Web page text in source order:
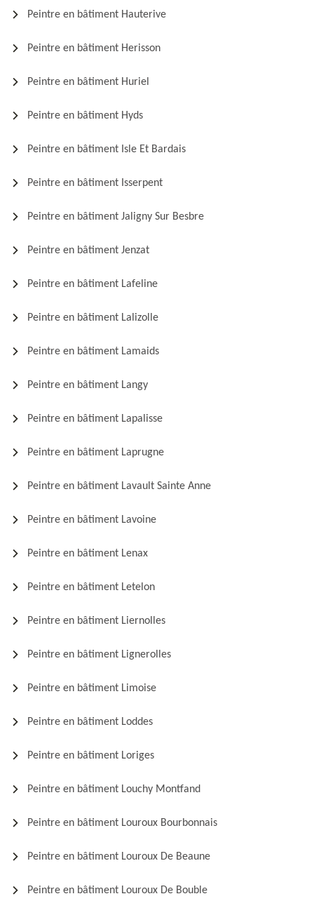
Peintre en bâtiment Hauterive
Peintre en bâtiment Herisson
Peintre en bâtiment Huriel
Peintre en bâtiment Hyds
Peintre en bâtiment Isle Et Bardais
Peintre en bâtiment Isserpent
Peintre en bâtiment Jaligny Sur Besbre
Peintre en bâtiment Jenzat
Peintre en bâtiment Lafeline
Peintre en bâtiment Lalizolle
Peintre en bâtiment Lamaids
Peintre en bâtiment Langy
Peintre en bâtiment Lapalisse
Peintre en bâtiment Laprugne
Peintre en bâtiment Lavault Sainte Anne
Peintre en bâtiment Lavoine
Peintre en bâtiment Lenax
Peintre en bâtiment Letelon
Peintre en bâtiment Liernolles
Peintre en bâtiment Lignerolles
Peintre en bâtiment Limoise
Peintre en bâtiment Loddes
Peintre en bâtiment Loriges
Peintre en bâtiment Louchy Montfand
Peintre en bâtiment Louroux Bourbonnais
Peintre en bâtiment Louroux De Beaune
Peintre en bâtiment Louroux De Bouble